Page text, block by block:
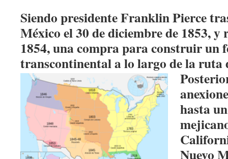
Siendo presidente Franklin Pierce
México el 30 de diciembre de 1853,
1854, una compra para construir un
transcontinental a lo largo de la ruta
hasta
Nuevo